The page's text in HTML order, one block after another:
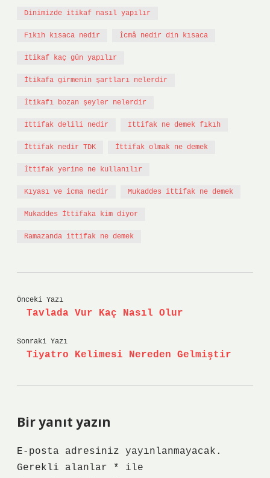
Dinimizde itikaf nasıl yapılır
Fıkıh kısaca nedir İcmâ nedir din kısaca
İtikaf kaç gün yapılır
İtikafa girmenin şartları nelerdir
İtikafı bozan şeyler nelerdir
İttifak delili nedir İttifak ne demek fıkıh
İttifak nedir TDK İttifak olmak ne demek
İttifak yerine ne kullanılır
Kıyası ve icma nedir Mukaddes ittifak ne demek
Mukaddes İttifaka kim diyor
Ramazanda ittifak ne demek
Önceki Yazı
Tavlada Vur Kaç Nasıl Olur
Sonraki Yazı
Tiyatro Kelimesi Nereden Gelmiştir
Bir yanıt yazın
E-posta adresiniz yayınlanmayacak.
Gerekli alanlar
*
ile